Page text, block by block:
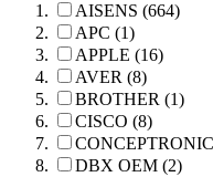
AISENS (664)
APC (1)
APPLE (16)
AVER (8)
BROTHER (1)
CISCO (8)
DBX OEM (2)